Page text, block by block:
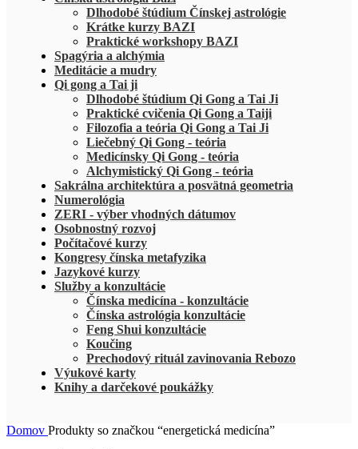
Dlhodobé štúdium Čínskej astrológie
Krátke kurzy BAZI
Praktické workshopy BAZI
Spagýria a alchýmia
Meditácie a mudry
Qi gong a Tai ji
Dlhodobé štúdium Qi Gong a Tai Ji
Praktické cvičenia Qi Gong a Taiji
Filozofia a teória Qi Gong a Tai Ji
Liečebný Qi Gong - teória
Medicínsky Qi Gong - teória
Alchymistický Qi Gong - teória
Sakrálna architektúra a posvätná geometria
Numerológia
ZERI - výber vhodných dátumov
Osobnostný rozvoj
Počítačové kurzy
Kongresy čínska metafyzika
Jazykové kurzy
Služby a konzultácie
Čínska medicína - konzultácie
Čínska astrológia konzultácie
Feng Shui konzultácie
Koučing
Prechodový rituál zavinovania Rebozo
Výukové karty
Knihy a darčekové poukážky
Domov Produkty so značkou “energetická medicína”